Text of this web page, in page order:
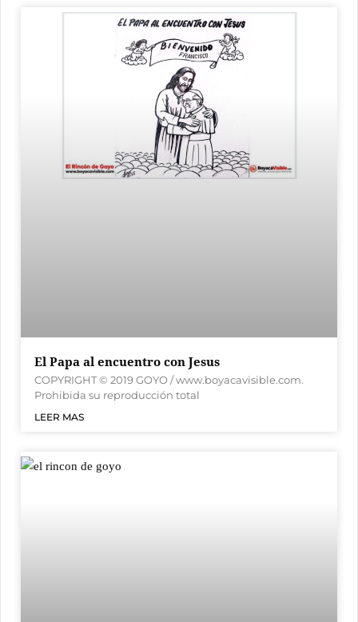
El Papa al encuentro con Jesus
COPYRIGHT © 2019 GOYO / www.boyacavisible.com.
Prohibida su reproducción total
LEER MAS